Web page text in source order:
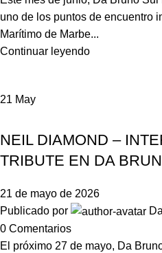
uno de los puntos de encuentro
Marítimo de Marbe...
Continuar leyendo
21 May
NEIL DIAMOND –
TRIBUTE EN DA
21 de mayo de 2026
Publicado por
0 Comentarios
El próximo 27 de mayo, Da